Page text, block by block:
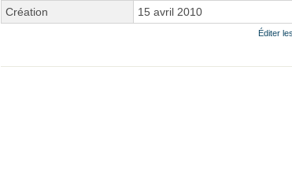
Création
15 avril 2010
Éditer